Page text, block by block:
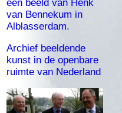
een beeld van Henk
van Bennekum in
Alblasserdam.
Archief beeldende
kunst in de openbare
ruimte van Nederland